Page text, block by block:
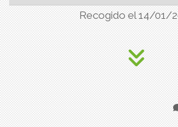
Recogido el 14/01/